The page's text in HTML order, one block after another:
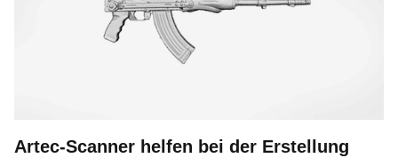
Artec-Scanner helfen bei der Erstellung